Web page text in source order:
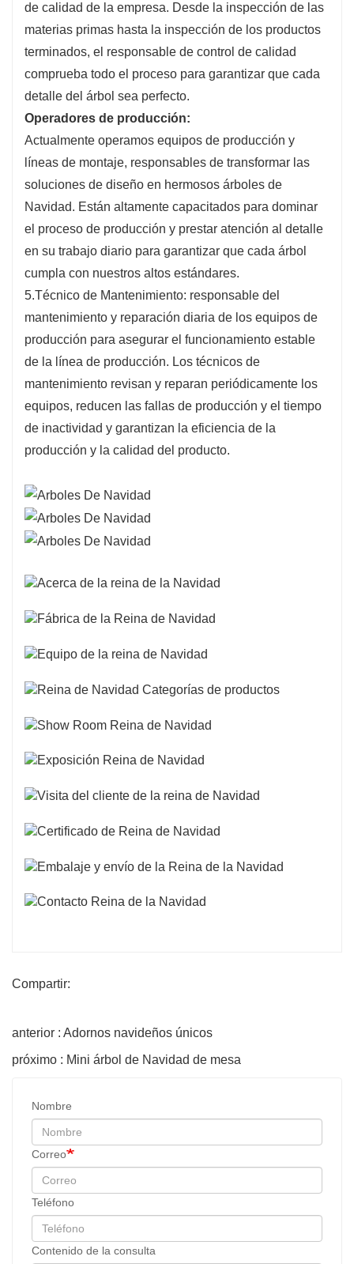
de calidad de la empresa. Desde la inspección de las
materias primas hasta la inspección de los productos
terminados, el responsable de control de calidad
comprueba todo el proceso para garantizar que cada
detalle del árbol sea perfecto.
Operadores de producción:
Actualmente operamos equipos de producción y
líneas de montaje, responsables de transformar las
soluciones de diseño en hermosos árboles de
Navidad. Están altamente capacitados para dominar
el proceso de producción y prestar atención al detalle
en su trabajo diario para garantizar que cada árbol
cumpla con nuestros altos estándares.
5.Técnico de Mantenimiento: responsable del
mantenimiento y reparación diaria de los equipos de
producción para asegurar el funcionamiento estable
de la línea de producción. Los técnicos de
mantenimiento revisan y reparan periódicamente los
equipos, reducen las fallas de producción y el tiempo
de inactividad y garantizan la eficiencia de la
producción y la calidad del producto.
Compartir:
anterior : Adornos navideños únicos
próximo : Mini árbol de Navidad de mesa
Nombre
Correo
Teléfono
Contenido de la consulta